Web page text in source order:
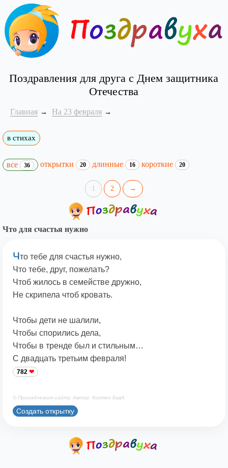
Поздравления для друга с Днем защитника
Отечества
Главная На 23 февраля
в стихах
все 36 открытки 20 длинные 16 короткие 20
1 2 →
Что для счастья нужно
Что тебе для счастья нужно,
Что тебе, друг, пожелать?
Чтоб жилось в семействе дружно,
Не скрипела чтоб кровать.
Чтобы дети не шалили,
Чтобы спорились дела,
Чтобы в тренде был и стильным…
С двадцать третьим февраля!
782
© Принадлежит сайту. Автор: Костен КавА
Создать открытку